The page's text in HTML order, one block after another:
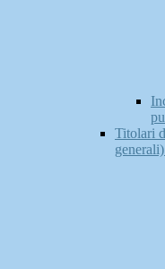
Titolari
generali)